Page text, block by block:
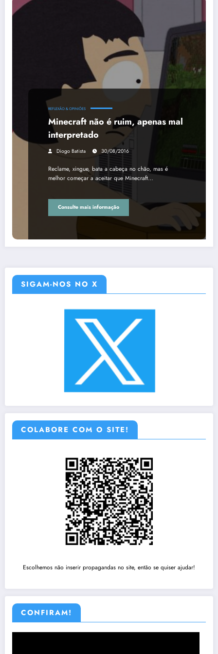
REFLEXÃO & OPINIÕES
Minecraft não é ruim, apenas mal
interpretado
Diogo Batista 30/08/2016
Reclame, xingue, bata a cabeça no chão, mas é
melhor começar a aceitar que Minecraft…
Consulte mais informação
SIGAM-NOS NO X
COLABORE COM O SITE!
Escolhemos não inserir propagandas no site, então se quiser ajudar!
CONFIRAM!